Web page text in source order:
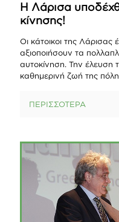
Η Λάρισα
κίνησης!
Οι κάτοικοι της Λάρισας
αξιοποιήσουν τα
αυτοκίνηση. Την έλευση
καθημερινή ζωή της
ΠΕΡΙΣΣΟΤΕΡΑ